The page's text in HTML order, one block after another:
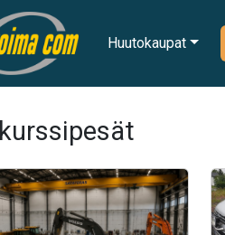
Huutokaupat